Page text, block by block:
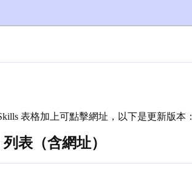
表格加上可點擊網址，以下是更新版本：
表（含網址）